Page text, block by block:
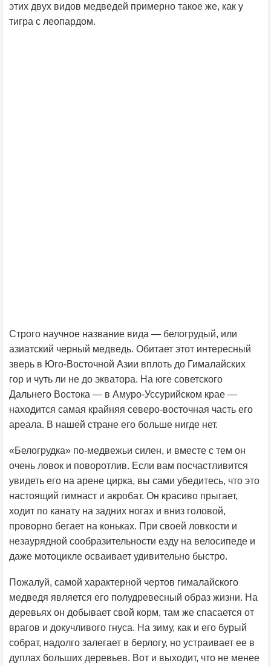
этих двух видов медведей примерно такое же, как у
тигра с леопардом.
Строго научное название вида — белогрудый, или
азиатский черный медведь. Обитает этот интересный
зверь в Юго-Восточной Азии вплоть до Гималайских
гор и чуть ли не до экватора. На юге советского
Дальнего Востока — в Амуро-Уссурийском крае —
находится самая крайняя северо-восточная часть его
ареала. В нашей стране его больше нигде нет.
«Белогрудка» по-медвежьи силен, и вместе с тем он
очень ловок и поворотлив. Если вам посчастливится
увидеть его на арене цирка, вы сами убедитесь, что это
настоящий гимнаст и акробат. Он красиво прыгает,
ходит по канату на задних ногах и вниз головой,
проворно бегает на коньках. При своей ловкости и
незаурядной сообразительности езду на велосипеде и
даже мотоцикле осваивает удивительно быстро.
Пожалуй, самой характерной чертов гималайского
медведя является его полудревесный образ жизни. На
деревьях он добывает свой корм, там же спасается от
врагов и докучливого гнуса. На зиму, как и его бурый
собрат, надолго залегает в берлогу, но устраивает ее в
дуплах больших деревьев. Вот и выходит, что не менее